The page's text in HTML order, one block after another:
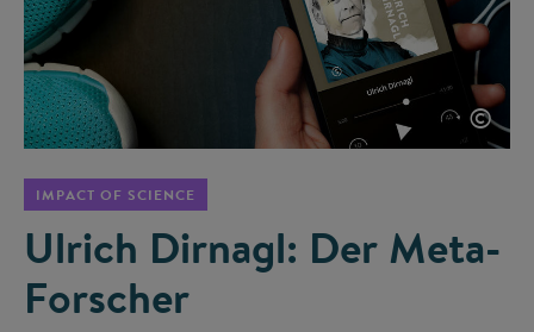
©
IMPACT OF SCIENCE
Ulrich Dirnagl: Der Meta-
Forscher